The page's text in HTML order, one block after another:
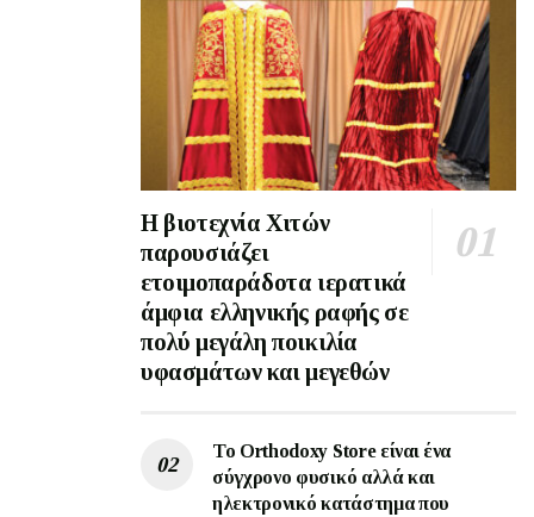
Η βιοτεχνία Χιτών
παρουσιάζει
ετοιμοπαράδοτα ιερατικά
άμφια ελληνικής ραφής σε
πολύ μεγάλη ποικιλία
υφασμάτων και μεγεθών
Το Orthodoxy Store είναι ένα
σύγχρονο φυσικό αλλά και
ηλεκτρονικό κατάστημα που